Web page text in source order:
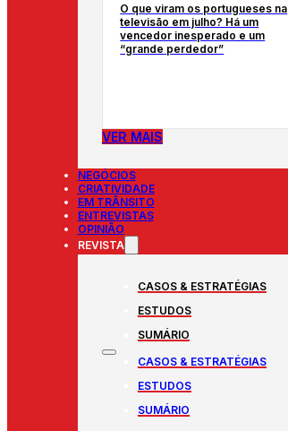
O que viram os portugueses na
televisão em julho? Há um
vencedor inesperado e um
“grande perdedor”
VER MAIS
NEGÓCIOS
CRIATIVIDADE
EM TRÂNSITO
ENTREVISTAS
OPINIÃO
REVISTA
CASOS & ESTRATÉGIAS
ESTUDOS
SUMÁRIO
CASOS & ESTRATÉGIAS
ESTUDOS
SUMÁRIO